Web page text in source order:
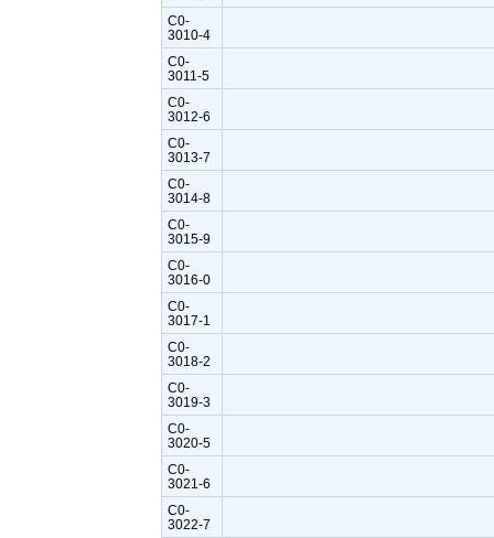
C0-
3010-4
C0-
3011-5
C0-
3012-6
C0-
3013-7
C0-
3014-8
C0-
3015-9
C0-
3016-0
C0-
3017-1
C0-
3018-2
C0-
3019-3
C0-
3020-5
C0-
3021-6
C0-
3022-7